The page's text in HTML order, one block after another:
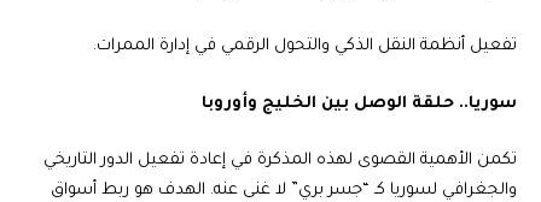
تفعيل أنظمة النقل الذكي والتحول الرقمي في إدارة الممرات.
سوريا.. حلقة الوصل بين الخليج وأوروبا
تكمن الأهمية القصوى لهذه المذكرة في إعادة تفعيل الدور التاريخي
والجغرافي لسوريا كـ “جسر بري” لا غنى عنه. الهدف هو ربط أسواق